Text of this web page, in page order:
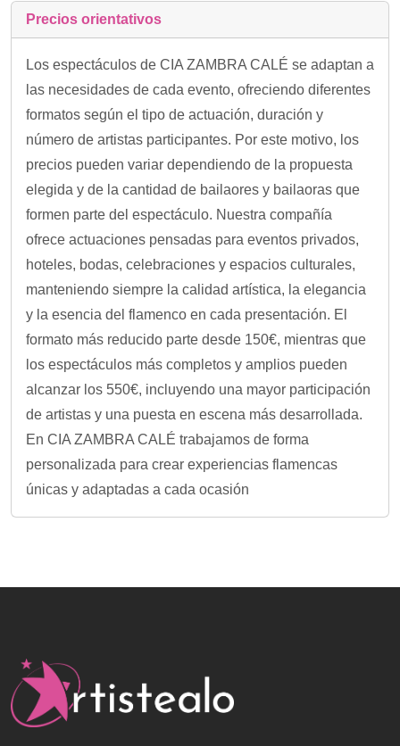
Precios orientativos
Los espectáculos de CIA ZAMBRA CALÉ se adaptan a
las necesidades de cada evento, ofreciendo diferentes
formatos según el tipo de actuación, duración y
número de artistas participantes. Por este motivo, los
precios pueden variar dependiendo de la propuesta
elegida y de la cantidad de bailaores y bailaoras que
formen parte del espectáculo. Nuestra compañía
ofrece actuaciones pensadas para eventos privados,
hoteles, bodas, celebraciones y espacios culturales,
manteniendo siempre la calidad artística, la elegancia
y la esencia del flamenco en cada presentación. El
formato más reducido parte desde 150€, mientras que
los espectáculos más completos y amplios pueden
alcanzar los 550€, incluyendo una mayor participación
de artistas y una puesta en escena más desarrollada.
En CIA ZAMBRA CALÉ trabajamos de forma
personalizada para crear experiencias flamencas
únicas y adaptadas a cada ocasión